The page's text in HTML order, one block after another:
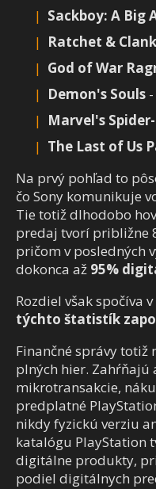
Sackboy: A Big
Ratchet &
God of War
Demon's Souls
Marvel's
The Last of Us
Na prvý pohľad to
čo Sony komunikuje
Tie totiž dlhodobo
predaj tvorí približne
pričom v posledných
dokonca až 95%
Rozdiel však spočíva
týchto štatistík
Finančné správy totiž
plných hier.
mikrotransakcie,
predplatné
nikdy fyzickú verziu
katalógu PlayStation
digitálne produkty,
podiel digitálnych